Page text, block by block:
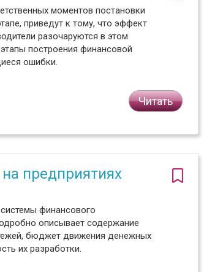
моментов постановки
приведут к тому, что эффект
разочаруются в этом
построения финансовой
ошибки.
Читать
предприятиях
финансового
описывает содержание
бюджет движения денежных
их разработки.